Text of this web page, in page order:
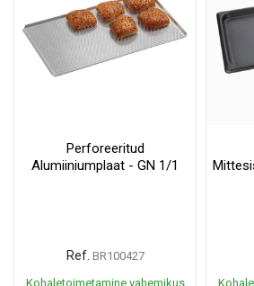
Perforeeritud
Alumiiniumplaat - GN 1/1
Ref. BR100427
Kohaletoimetamine vahemikus